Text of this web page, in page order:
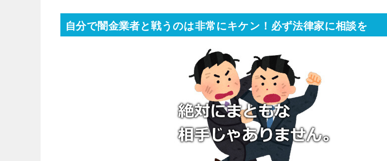
自分で闇金業者と戦うのは非常にキケン！必ず法律家に相談を